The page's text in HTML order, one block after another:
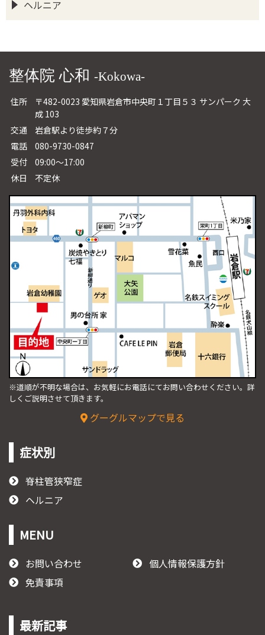
ヘルニア
整体院 心和 -Kokowa-
住所
〒482-0023 愛知県岩倉市中央町１丁目５３ サンパーク 大
成 103
交通
岩倉駅より徒歩約７分
電話
080-9730-0847
受付
09:00～17:00
休日
不定休
※道順が不明な場合は、お気軽にお電話にてお問い合わせください。 詳
しくご説明させて頂きます。
グーグルマップで見る
症状別
脊柱管狭窄症
ヘルニア
MENU
お問い合わせ
個人情報保護方針
免責事項
最新記事